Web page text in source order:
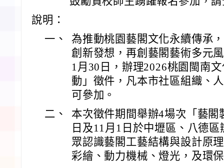
說明：
一、
為推動桃園藝閣文化永續傳承
創新發想，再創藝閣藝術多元
1月30日，辦理2026桃園閩南
動」徵件，凡本市社區組織、
可參加。
二、
本次徵件期間舉辦4場次「藝閣
日及11月1日於中壢區、八德
眾認識藝閣工藝結構與設計原
彩繪、動力機械、燈光，及環